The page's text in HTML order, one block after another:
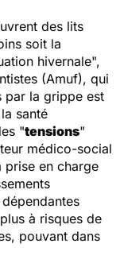
des lits
soit la
hivernale",
(Amuf), qui
par la grippe est
santé
"tensions"
médico-social
prise en charge
à risques de
pouvant dans